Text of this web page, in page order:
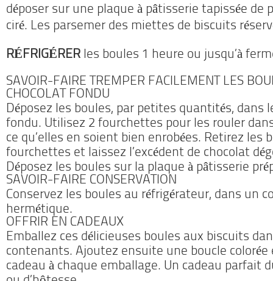
déposer sur une plaque à pâtisserie tapissée de
ciré. Les parsemer des miettes de biscuits
RÉFRIGÉRER les boules 1 heure ou jusqu’à
SAVOIR-FAIRE TREMPER FACILEMENT LES
CHOCOLAT FONDU
Déposez les boules, par petites quantités, dans
fondu. Utilisez 2 fourchettes pour les rouler
ce qu’elles en soient bien enrobées. Retirez les
fourchettes et laissez l’excédent de chocolat
Déposez les boules sur la plaque à pâtisserie
SAVOIR-FAIRE CONSERVATION
Conservez les boules au réfrigérateur, dans un
hermétique.
OFFRIR EN CADEAUX
Emballez ces délicieuses boules aux biscuits
contenants. Ajoutez ensuite une boucle
cadeau à chaque emballage. Un cadeau parfait